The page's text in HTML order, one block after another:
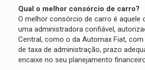
Qual o melhor consórcio de carro?
O melhor consórcio de carro é aquele
uma administradora confiável,
Central, como o da Automax Fiat,
de taxa de administração, prazo
encaixe no seu planejamento